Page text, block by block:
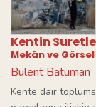
Kentin
Mekân ve
Bülent Batuman
Kente dair